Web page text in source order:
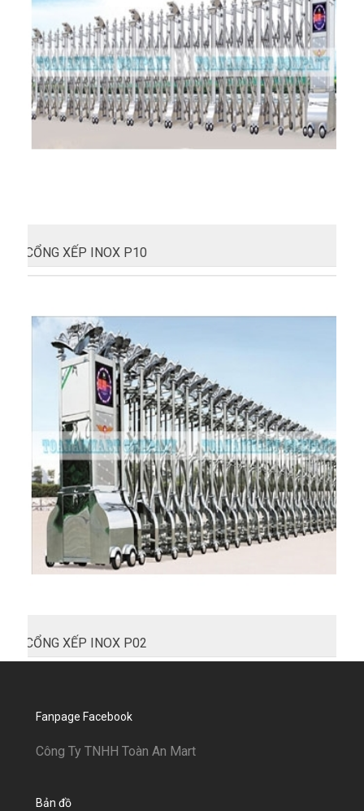
CỔNG XẾP INOX P10
CỔNG XẾP INOX P02
Fanpage Facebook
Công Ty TNHH Toàn An Mart
Bản đồ